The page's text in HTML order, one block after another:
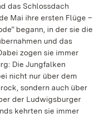
das Schlossdach
Mai ihre ersten Flüge –
begann, in der sie die
und das
zogen sie immer
Die Jungfalken
nicht nur über dem
sondern auch über
der Ludwigsburger
kehrten sie immer